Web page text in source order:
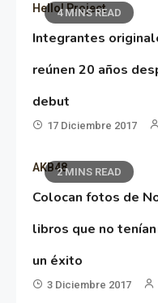
4 MINS READ
Hello! Project
Integrantes
reúnen 20 años
debut
17 Diciembre 2017
2 MINS READ
AKB48
Colocan fotos de
libros que no
un éxito
3 Diciembre 2017